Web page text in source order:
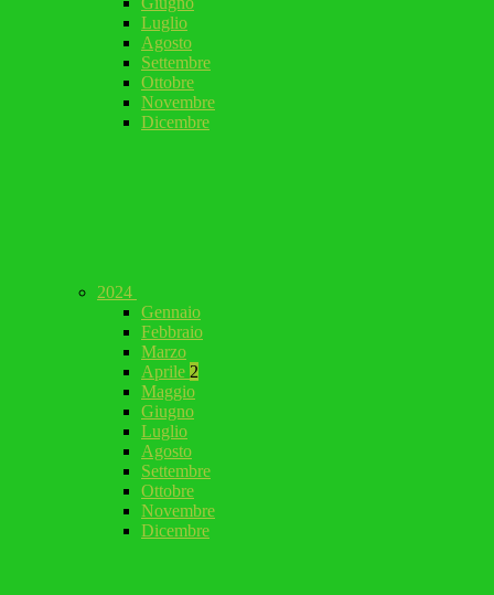
Luglio
Agosto
Settembre
Ottobre
Novembre
Dicembre
2024
Gennaio
Febbraio
Marzo
Aprile 2
Maggio
Giugno
Luglio
Agosto
Settembre
Ottobre
Novembre
Dicembre